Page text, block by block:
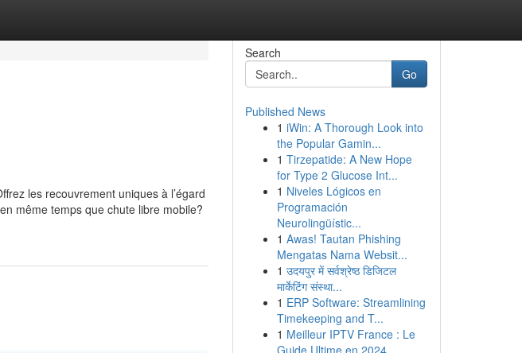
les recouvrement uniques à l’égard
même temps que chute libre mobile?
Search
Go
Published News
1 iWin: A Thorough Look into
the Popular Gamin...
1 Tirzepatide: A New Hope
for Type 2 Glucose Int...
1 Niveles Lógicos en
Programación
Neurolingüístic...
1 Awas! Tautan Phishing
Mengatas Nama Websit...
1 उदयपुर में सर्वश्रेष्ठ डिजिटल
मार्केटिंग संस्था...
1 ERP Software: Streamlining
Timekeeping and T...
1 Meilleur IPTV France : Le
Guide Ultime en 2024